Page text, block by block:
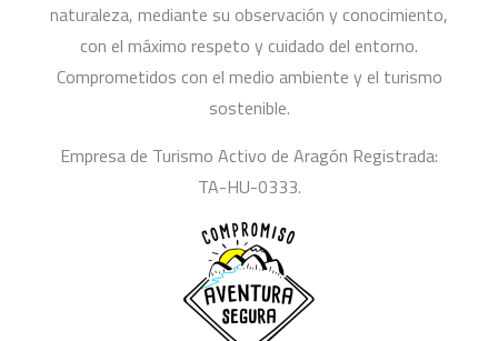
naturaleza, mediante su observación y conocimiento,
con el máximo respeto y cuidado del entorno.
Comprometidos con el medio ambiente y el turismo
sostenible.
Empresa de Turismo Activo de Aragón Registrada:
TA-HU-0333.